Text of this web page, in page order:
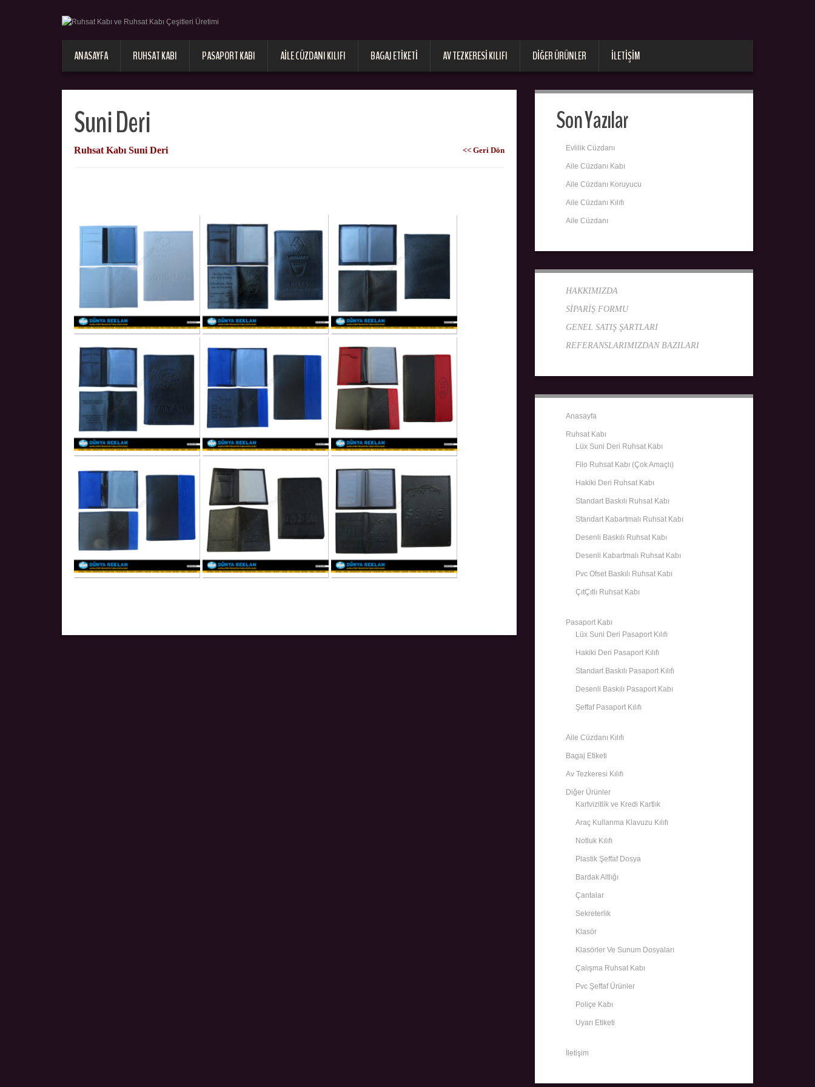
ANASAYFA RUHSAT KABI PASAPORT KABI AILE CÜZDANI KILIFI BAGAJ ETIKETI AV TEZKERESI KILIFI DIĞER ÜRÜNLER İLETIŞIM
Suni Deri
Ruhsat Kabı Suni Deri << Geri Dön
Son Yazılar
Evlilik Cüzdanı
Aile Cüzdanı Kabı
Aile Cüzdanı Koruyucu
Aile Cüzdanı Kılıfı
Aile Cüzdanı
HAKKIMIZDA
SİPARİŞ FORMU
GENEL SATIŞ ŞARTLARI
REFERANSLARIMIZDAN BAZILARI
Anasayfa
Ruhsat Kabı
Lüx Suni Deri Ruhsat Kabı
Filo Ruhsat Kabı (Çok Amaçlı)
Hakiki Deri Ruhsat Kabı
Standart Baskılı Ruhsat Kabı
Standart Kabartmalı Ruhsat Kabı
Desenli Baskılı Ruhsat Kabı
Desenli Kabartmalı Ruhsat Kabı
Pvc Ofset Baskılı Ruhsat Kabı
ÇıtÇıtlı Ruhsat Kabı
Pasaport Kabı
Lüx Suni Deri Pasaport Kılıfı
Hakiki Deri Pasaport Kılıfı
Standart Baskılı Pasaport Kılıfı
Desenli Baskılı Pasaport Kabı
Şeffaf Pasaport Kılıfı
Aile Cüzdanı Kılıfı
Bagaj Etiketi
Av Tezkeresi Kılıfı
Diğer Ürünler
Kartvizitlik ve Kredi Kartlık
Araç Kullanma Klavuzu Kılıfı
Notluk Kılıfı
Plastik Şeffaf Dosya
Bardak Altlığı
Çantalar
Sekreterlik
Klasör
Klasörler Ve Sunum Dosyaları
Çalışma Ruhsat Kabı
Pvc Şeffaf Ürünler
Poliçe Kabı
Uyarı Etiketi
İletişim